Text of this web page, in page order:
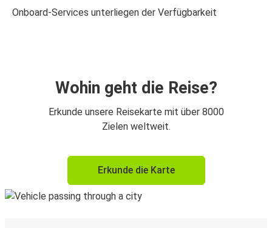
Onboard-Services unterliegen der Verfügbarkeit
Wohin geht die Reise?
Erkunde unsere Reisekarte mit über 8000
Zielen weltweit.
Erkunde die Karte